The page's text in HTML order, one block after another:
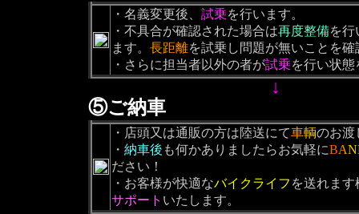
・名義変更後、 試乗を行います。
・不具合が確認された場合は再度整備を行
ます。 長距離を試乗し問題が無いことを確
・さらに担当者以外の者が試乗を行い状態
↓
⑤ご納車
・店頭又は通販の方は陸送にて車輌のお渡
・ 納車後 も何かありましたらお気軽にBAN
ださい！
・お客様が快適なバイクライフ を送れま
サポート いたします。